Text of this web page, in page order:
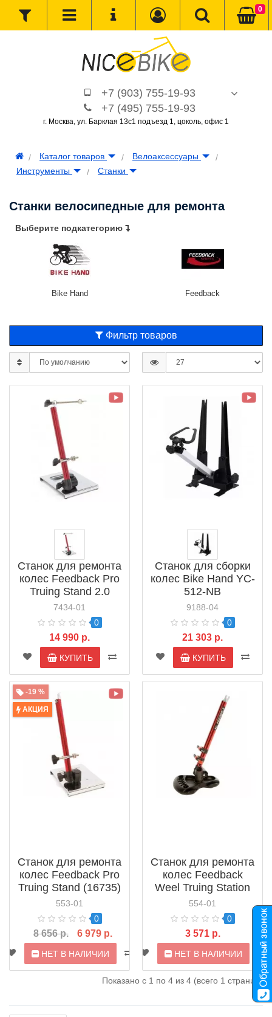
+7 (903) 755-19-93
+7 (495) 755-19-93
г. Москва, ул. Барклая 13с1 подъезд 1, цоколь, офис 1
0
Каталог товаров
Велоаксессуары
Инструменты
Станки
Станки велосипедные для ремонта
Выберите подкатегорию
Bike Hand Feedback
Фильтр товаров
Станок для ремонта
колес Feedback Pro
Truing Stand 2.0
(17525)
7434-01
0
14 990 р.
КУПИТЬ
Станок для сборки
колес Bike Hand YC-
512-NB
9188-04
0
21 303 р.
КУПИТЬ
-19 %
АКЦИЯ
Станок для ремонта
колес Feedback Pro
Truing Stand (16735)
553-01
0
8 656 р. 6 979 р.
НЕТ В НАЛИЧИИ
Станок для ремонта
колес Feedback
Weel Truing Station
554-01
0
3 571 р.
НЕТ В НАЛИЧИИ
Показано с 1 по 4 из 4 (всего 1 страниц)